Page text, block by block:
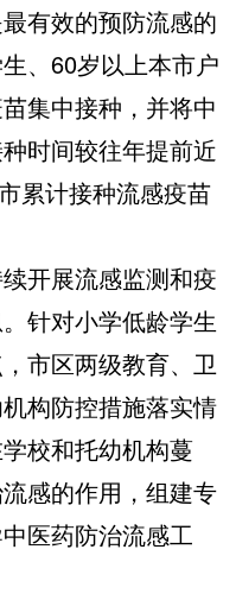
有效的预防流感的
、60岁以上本市户
集中接种，并将中
时间较往年提前近
累计接种流感疫苗
开展流感监测和疫
针对小学低龄学生
市区两级教育、卫
构防控措施落实情
校和托幼机构蔓
感的作用，组建专
医药防治流感工